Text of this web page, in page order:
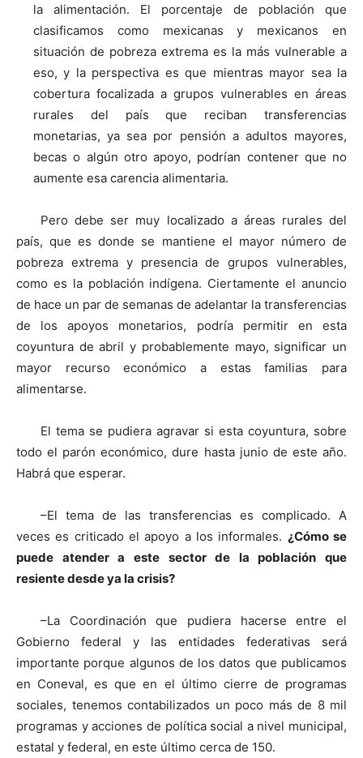
la alimentación. El porcentaje de población que
clasificamos como mexicanas y mexicanos en
situación de pobreza extrema es la más vulnerable a
eso, y la perspectiva es que mientras mayor sea la
cobertura focalizada a grupos vulnerables en áreas
rurales del país que reciban transferencias
monetarias, ya sea por pensión a adultos mayores,
becas o algún otro apoyo, podrían contener que no
aumente esa carencia alimentaria.
Pero debe ser muy localizado a áreas rurales del
país, que es donde se mantiene el mayor número de
pobreza extrema y presencia de grupos vulnerables,
como es la población indígena. Ciertamente el anuncio
de hace un par de semanas de adelantar la transferencias
de los apoyos monetarios, podría permitir en esta
coyuntura de abril y probablemente mayo, significar un
mayor recurso económico a estas familias para
alimentarse.
El tema se pudiera agravar si esta coyuntura, sobre
todo el parón económico, dure hasta junio de este año.
Habrá que esperar.
–El tema de las transferencias es complicado. A
veces es criticado el apoyo a los informales. ¿Cómo se
puede atender a este sector de la población que
resiente desde ya la crisis?
–La Coordinación que pudiera hacerse entre el
Gobierno federal y las entidades federativas será
importante porque algunos de los datos que publicamos
en Coneval, es que en el último cierre de programas
sociales, tenemos contabilizados un poco más de 8 mil
programas y acciones de política social a nivel municipal,
estatal y federal, en este último cerca de 150.